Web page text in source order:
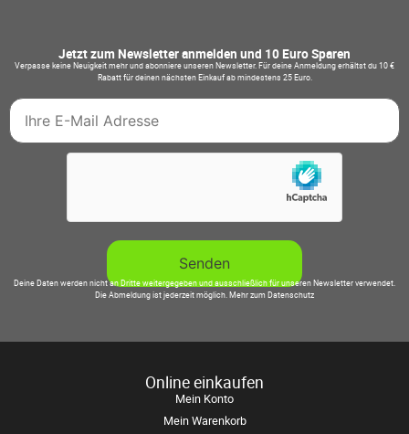
Jetzt zum Newsletter anmelden und 10 Euro Sparen
Verpasse keine Neuigkeit mehr und abonniere unseren Newsletter. Für deine Anmeldung erhältst du 10 €
Rabatt für deinen nächsten Einkauf ab mindestens 25 Euro.
Deine Daten werden nicht an Dritte weitergegeben und ausschließlich für unseren Newsletter verwendet.
Die Abmeldung ist jederzeit möglich.Mehr zum Datenschutz
Online einkaufen
Mein Konto
Mein Warenkorb